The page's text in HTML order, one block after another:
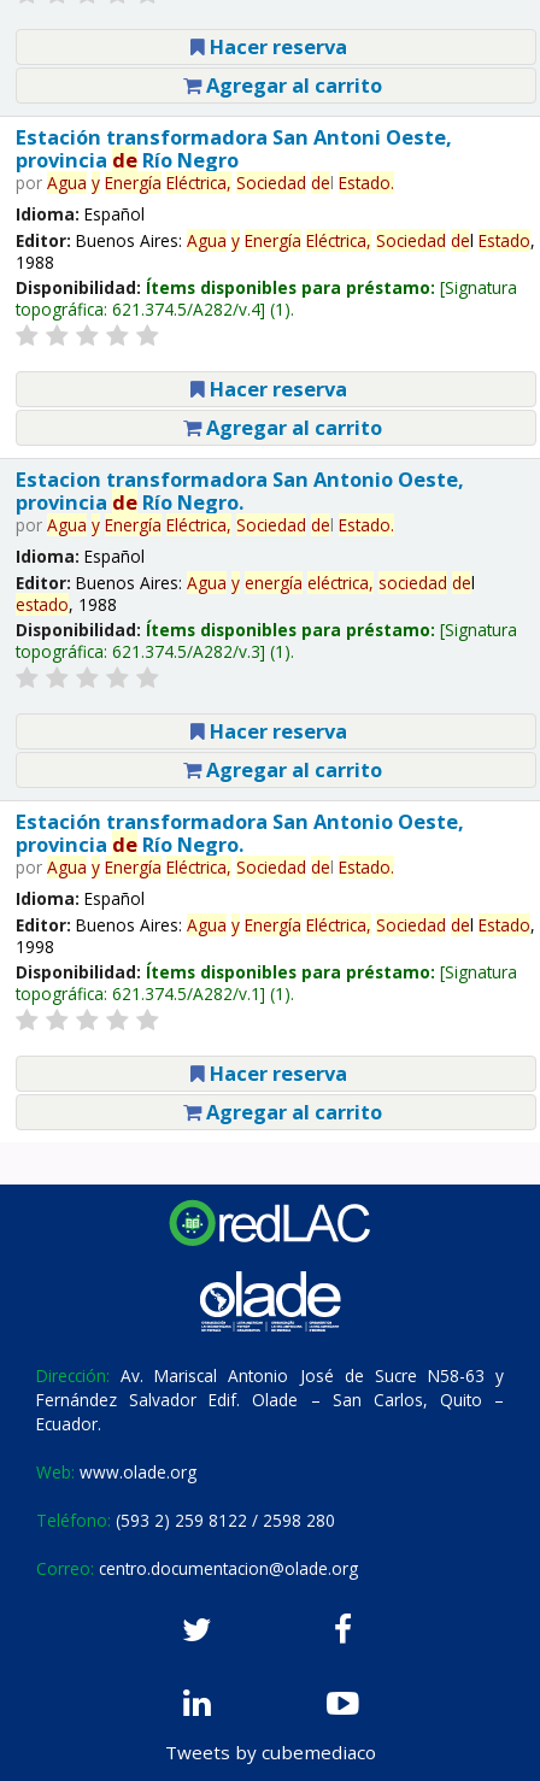
Hacer reserva
Agregar al carrito
Estación transformadora San Antoni Oeste,
provincia deRío Negro
por Agua y Energía Eléctrica, Sociedad del Estado.
Idioma: Español
Editor: Buenos Aires: Agua y Energía Eléctrica, Sociedad del Estado,
1988
Disponibilidad: Ítems disponibles para préstamo: Signatura
topográfica: 621.374.5/A282/v.4 (1).
Hacer reserva
Agregar al carrito
Estacion transformadora San Antonio Oeste,
provincia deRío Negro.
por Agua y Energía Eléctrica, Sociedad del Estado.
Idioma: Español
Editor: Buenos Aires: Agua y energía eléctrica, sociedad del
estado, 1988
Disponibilidad: Ítems disponibles para préstamo: Signatura
topográfica: 621.374.5/A282/v.3 (1).
Hacer reserva
Agregar al carrito
Estación transformadora San Antonio Oeste,
provincia deRío Negro.
por Agua y Energía Eléctrica, Sociedad del Estado.
Idioma: Español
Editor: Buenos Aires: Agua y Energía Eléctrica, Sociedad del Estado,
1998
Disponibilidad: Ítems disponibles para préstamo: Signatura
topográfica: 621.374.5/A282/v.1 (1).
Hacer reserva
Agregar al carrito
Dirección: Av. Mariscal Antonio José de Sucre N58-63 y
Fernández Salvador Edif. Olade – San Carlos, Quito –
Ecuador.
Web: www.olade.org
Teléfono: (593 2) 259 8122 / 2598 280
Correo: centro.documentacion@olade.org
Tweets by cubemediaco